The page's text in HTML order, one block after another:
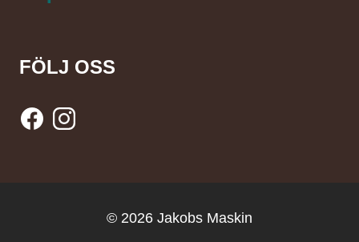
FÖLJ OSS
© 2026 Jakobs Maskin